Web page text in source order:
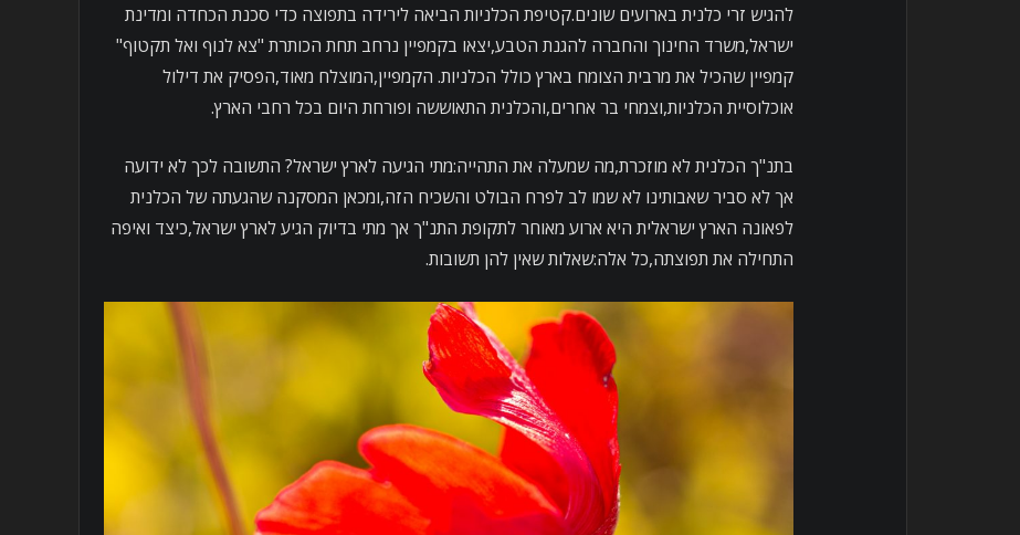
להגיש זרי כלנית בארועים שונים.קטיפת הכלניות הביאה לירידה בתפוצה כדי סכנת הכחדה ומדינת
ישראל,משרד החינוך והחברה להגנת הטבע,יצאו בקמפיין נרחב תחת הכותרת "צא לנוף ואל תקטוף"
קמפיין שהכיל את מרבית הצומח בארץ כולל הכלניות. הקמפיין,המוצלח מאוד,הפסיק את דילול
אוכלוסיית הכלניות,וצמחי בר אחרים,והכלנית התאוששה ופורחת היום בכל רחבי הארץ.
בתנ"ך הכלנית לא מוזכרת,מה שמעלה את התהייה:מתי הגיעה לארץ ישראל? התשובה לכך לא ידועה
אך לא סביר שאבותינו לא שמו לב לפרח הבולט והשכיח הזה,ומכאן המסקנה שהגעתה של הכלנית
לפאונה הארץ ישראלית היא ארוע מאוחר לתקופת התנ"ך אך מתי בדיוק הגיע לארץ ישראל,כיצד ואיפה
התחילה את תפוצתה,כל אלה:שאלות שאין להן תשובות.